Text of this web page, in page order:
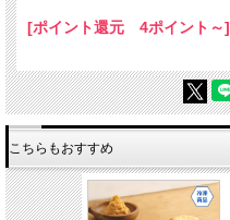
4.4g
【賞味期限】
製造日から12ケ月
[ポイント還元 4ポイント～]
こちらもおすすめ